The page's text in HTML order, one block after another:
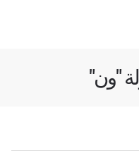
"ون"
الآن للوصول